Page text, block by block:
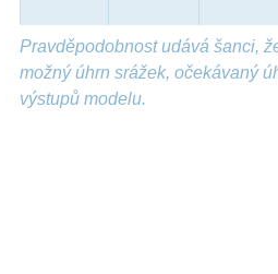
Pravděpodobnost udává šanci,
možný úhrn srážek, očekávaný
výstupů modelu.